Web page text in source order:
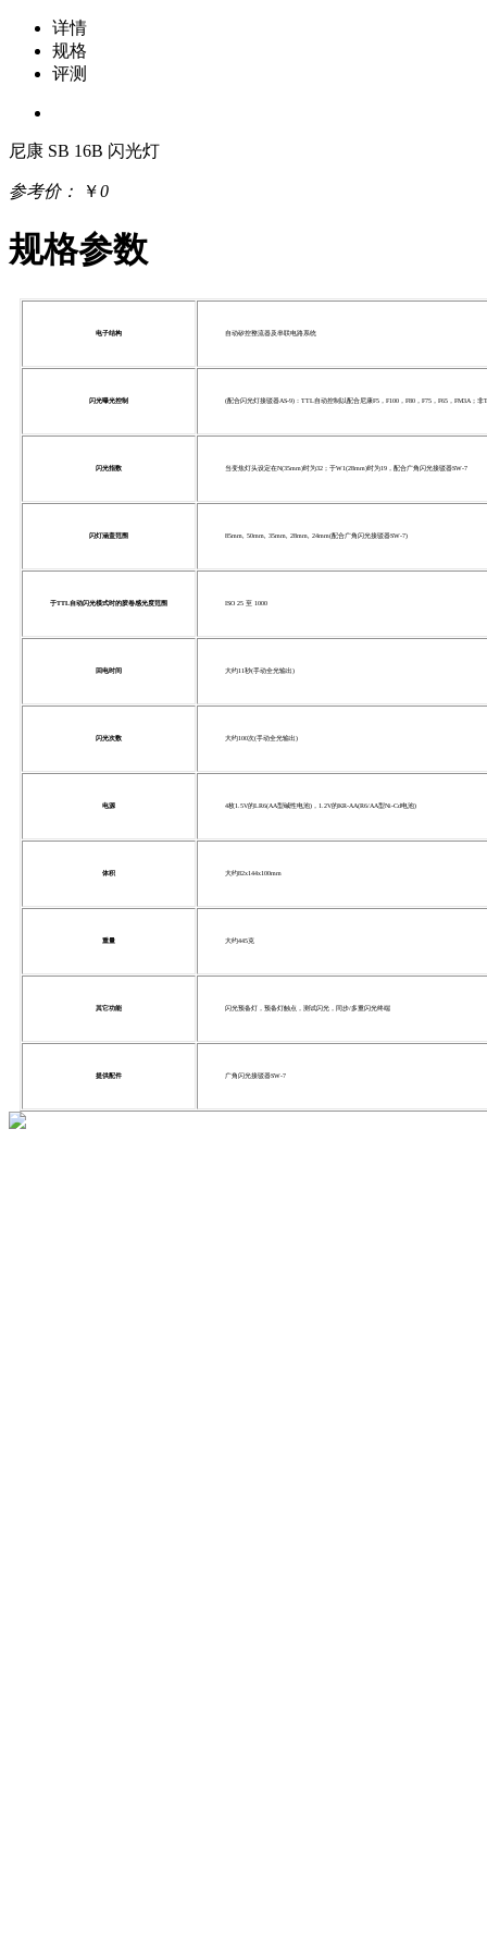
详情
规格
评测
尼康 SB 16B 闪光灯
参考价： ￥0
规格参数
电子结构 自动矽控整流器及串联电路系统
闪光曝光控制 (配合闪光灯接驳器AS-9)：TTL自动控制以配合尼康F5，F100，F80，F75，F65，FM3A；
闪光指数 当变焦灯头设定在N(35mm)时为32；于W1(28mm)时为19，配合广角闪光接驳器SW-7
闪灯涵盖范围 85mm, 50mm, 35mm, 28mm, 24mm(配合广角闪光接驳器SW-7)
于TTL自动闪光模式时的胶卷感光度范围 ISO 25 至 1000
回电时间 大约11秒(手动全光输出)
闪光次数 大约100次(手动全光输出)
电源 4枚1.5V的LR6(AA型碱性电池)，1.2V的KR-AA(R6/AA型Ni-Cd电池)
体积 大约82x144x100mm
重量 大约445克
其它功能 闪光预备灯，预备灯触点，测试闪光，同步/多重闪光终端
提供配件 广角闪光接驳器SW-7